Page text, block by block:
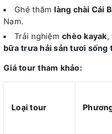
Ghé thăm làng chài Cái
Nam.
Trải nghiệm chèo kayak,
bữa trưa hải sản tươi sống
Giá tour tham khảo:
Loại tour